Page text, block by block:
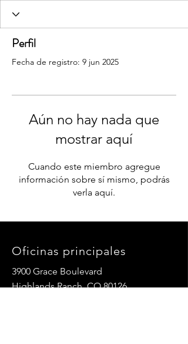
Perfil
Fecha de registro: 9 jun 2025
Aún no hay nada que
mostrar aquí
Cuando este miembro agregue
información sobre sí mismo, podrás
verla aquí.
Oficinas principales
3900 Grace Boulevard
Highlands Ranch, CO 80126